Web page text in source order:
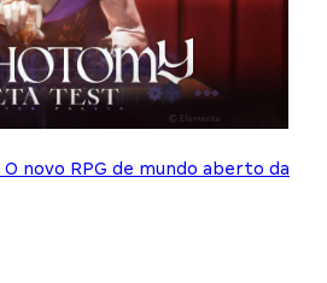
novo RPG de mundo aberto da